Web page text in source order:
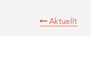
Aktuellt